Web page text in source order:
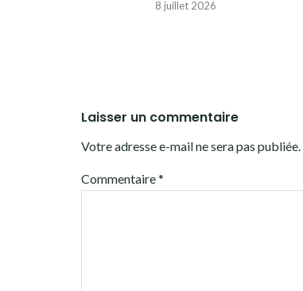
8 juillet 2026
Laisser un commentaire
Votre adresse e-mail ne sera pas publiée.
Commentaire*